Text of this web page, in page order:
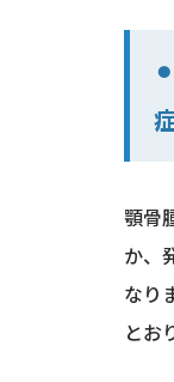
顎骨
か、
なり
とお